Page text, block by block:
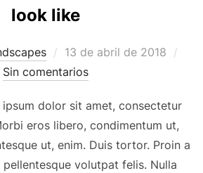
look like
Publicado
el
13 de abril de 2018
Sin comentarios
ipsum dolor sit amet, consectetur
eros libero, condimentum ut,
ut, enim. Duis tortor. Proin a
pellentesque volutpat felis. Nulla